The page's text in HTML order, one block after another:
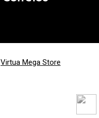
Virtua Mega Store